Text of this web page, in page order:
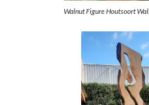
Walnut Figure Houtsoort